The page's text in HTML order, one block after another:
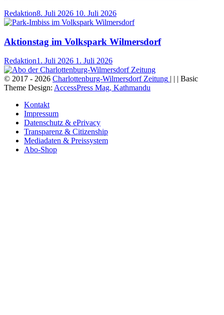
Redaktion8. Juli 2026 10. Juli 2026
Aktionstag im Volkspark Wilmersdorf
Redaktion1. Juli 2026 1. Juli 2026
© 2017 - 2026 Charlottenburg-Wilmersdorf Zeitung
| | | Basic
Theme Design: AccessPress Mag, Kathmandu
Kontakt
Impressum
Datenschutz & ePrivacy
Transparenz & Citizenship
Mediadaten & Preissystem
Abo-Shop